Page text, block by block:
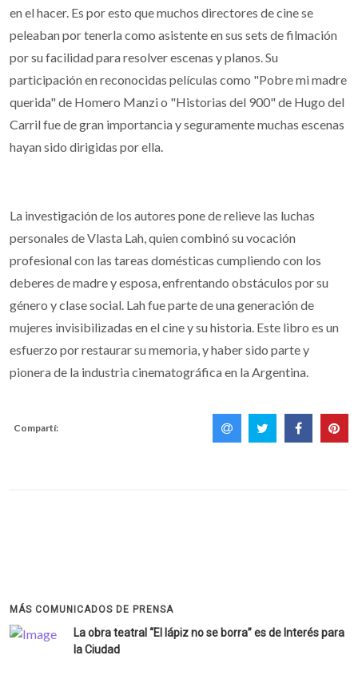
en el hacer. Es por esto que muchos directores de cine se
peleaban por tenerla como asistente en sus sets de filmación
por su facilidad para resolver escenas y planos. Su
participación en reconocidas películas como "Pobre mi madre
querida" de Homero Manzi o "Historias del 900" de Hugo del
Carril fue de gran importancia y seguramente muchas escenas
hayan sido dirigidas por ella.
La investigación de los autores pone de relieve las luchas
personales de Vlasta Lah, quien combinó su vocación
profesional con las tareas domésticas cumpliendo con los
deberes de madre y esposa, enfrentando obstáculos por su
género y clase social. Lah fue parte de una generación de
mujeres invisibilizadas en el cine y su historia. Este libro es un
esfuerzo por restaurar su memoria, y haber sido parte y
pionera de la industria cinematográfica en la Argentina.
Compartí:
MÁS COMUNICADOS DE PRENSA
La obra teatral “El lápiz no se borra” es de Interés para
la Ciudad